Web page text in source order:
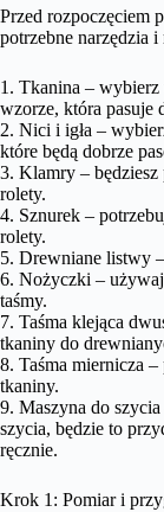
Przed rozpoczęciem
potrzebne narzędzia
1. Tkanina –
wzorze, która pasuje
2. Nici i igła –
które będą dobrze
3. Klamry –
rolety.
4. Sznurek –
rolety.
5. Drewniane listwy
6. Nożyczki –
taśmy.
7. Taśma klejąca
tkaniny do
8. Taśma miernicza
tkaniny.
9. Maszyna do
szycia, będzie to
ręcznie.
Krok 1: Pomiar i